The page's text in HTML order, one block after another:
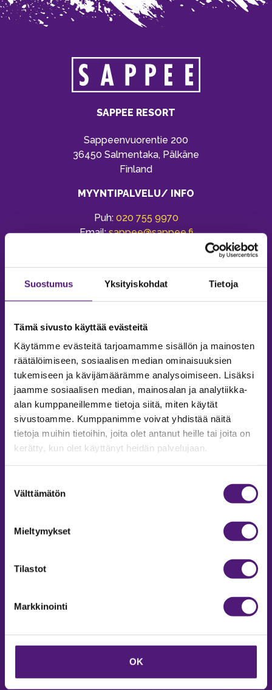
Suostumus Yksityiskohdat Tietoja
Tämä sivusto käyttää evästeitä
Käytämme evästeitä tarjoamamme sisällön ja mainosten
räätälöimiseen, sosiaalisen median ominaisuuksien
tukemiseen ja kävijämäärämme analysoimiseen. Lisäksi
jaamme sosiaalisen median, mainosalan ja analytiikka-
alan kumppaneillemme tietoja siitä, miten käytät
sivustoamme. Kumppanimme voivat yhdistää näitä
tietoja muihin tietoihin, joita olet antanut heille tai joita on
kerätty, kun olet käyttänyt heidän palvelujaan.
valinta
Välttämätön
Mieltymykset
Tilastot
Markkinointi
OK
SAPPEE RESORT
Sappeenvuorentie 200
36450 Salmentaka, Pälkäne
Finland
MYYNTIPALVELU/ INFO
Puh: 020 755 9970
Email:sappee@sappee.fi
MAJOITUS
Tiedustelut & Varaukset
Vastuullisuus
Ympäristöohjelma
Avoimet työpaikat